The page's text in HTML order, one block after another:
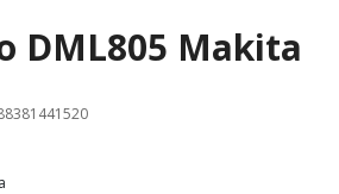
DML805 Makita